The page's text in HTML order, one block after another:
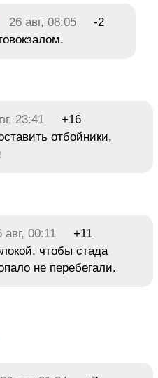
26 авг, 08:05
-2
23:41
+16
отбойники,
авг, 00:11
+11
чтобы стада
не перебегали.